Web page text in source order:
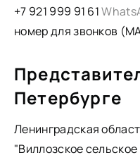
+7 921 999 91 61
номер для звонков
Петербурге
Ленинградская
"Виллозское